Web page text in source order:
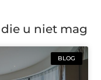
die u niet mag
BLOG